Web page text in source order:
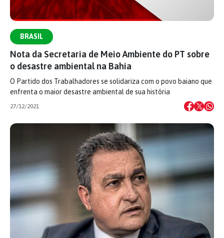
BRASIL
Nota da Secretaria de Meio Ambiente do PT sobre
o desastre ambiental na Bahia
O Partido dos Trabalhadores se solidariza com o povo baiano que
enfrenta o maior desastre ambiental de sua história
27/12/2021